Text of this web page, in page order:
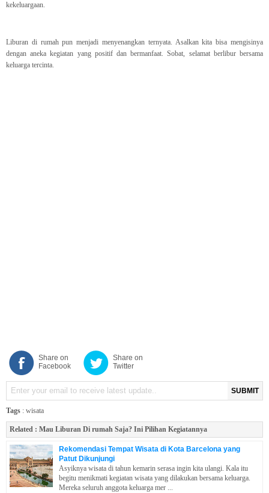
kekeluargaan.
Liburan di rumah pun menjadi menyenangkan ternyata. Asalkan kita bisa mengisinya
dengan aneka kegiatan yang positif dan bermanfaat. Sobat, selamat berlibur bersama
keluarga tercinta.
Share on
Facebook
Share on
Twitter
SUBMIT
Tags : wisata
Related : Mau Liburan Di rumah Saja? Ini Pilihan Kegiatannya
Rekomendasi Tempat Wisata di Kota Barcelona yang
Patut Dikunjungi
Asyiknya wisata di tahun kemarin serasa ingin kita ulangi. Kala itu
begitu menikmati kegiatan wisata yang dilakukan bersama keluarga.
Mereka seluruh anggota keluarga mer ...